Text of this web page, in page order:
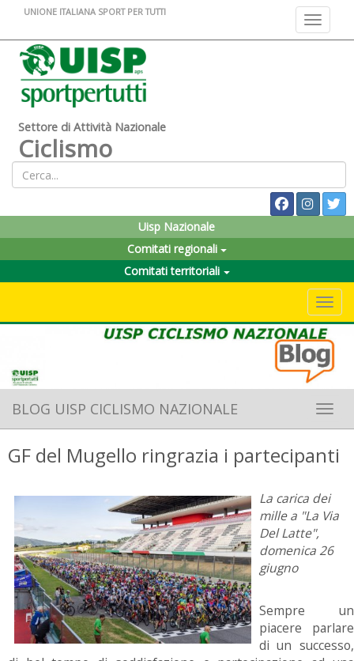
Toggle
UNIONE ITALIANA SPORT PER TUTTI
Settore di Attività Nazionale
Ciclismo
Uisp Nazionale
Comitati regionali
Comitati territoriali
BLOG UISP CICLISMO NAZIONALE
GF del Mugello ringrazia i partecipanti
La carica dei
mille a "La Via
Del Latte",
domenica 26
giugno
Sempre un
piacere parlare
di un successo,